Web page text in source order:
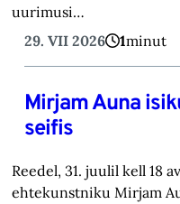
uurimusi…
29. VII 2026
1minut
Mirjam Auna
seifis
Reedel, 31. juulil kell 18
ehtekunstniku Mirjam